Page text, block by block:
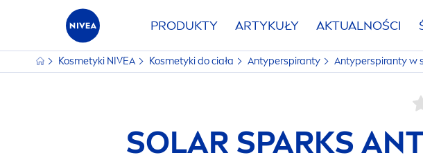
PRODUKTY ARTYKUŁY AKTUALNOŚCI
Kosmetyki NIVEA Kosmetyki do ciała Antyperspiranty Antyperspiranty w
SOLAR SPARKS